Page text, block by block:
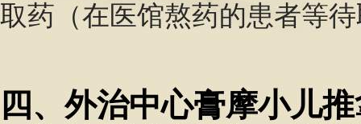
取药 （在医馆熬药的患者等
四、外治中心膏摩小儿